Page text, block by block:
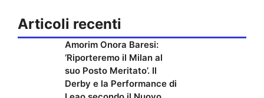
Articoli recenti
Amorim Onora Baresi:
‘Riporteremo il Milan al
suo Posto Meritato’. Il
Derby e la Performance di